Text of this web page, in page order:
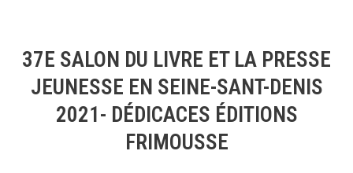
37E SALON DU LIVRE ET LA PRESSE
JEUNESSE EN SEINE-SANT-DENIS
2021- DÉDICACES ÉDITIONS
FRIMOUSSE